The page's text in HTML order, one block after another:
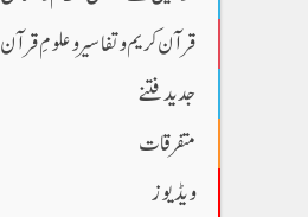
قرآن کریم و تفاسیر و علومِ قرآن
جدید فتنے
متفرقات
ویڈیوز